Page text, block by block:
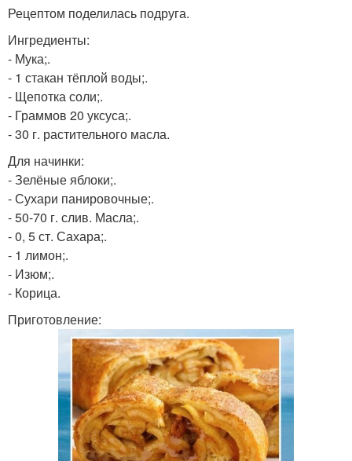
Рецептом поделилась подруга.
Ингредиенты:
- Мука;.
- 1 стакан тёплой воды;.
- Щепотка соли;.
- Граммов 20 уксуса;.
- 30 г. растительного масла.
Для начинки:
- Зелёные яблоки;.
- Сухари панировочные;.
- 50-70 г. слив. Масла;.
- 0, 5 ст. Сахара;.
- 1 лимон;.
- Изюм;.
- Корица.
Приготовление: